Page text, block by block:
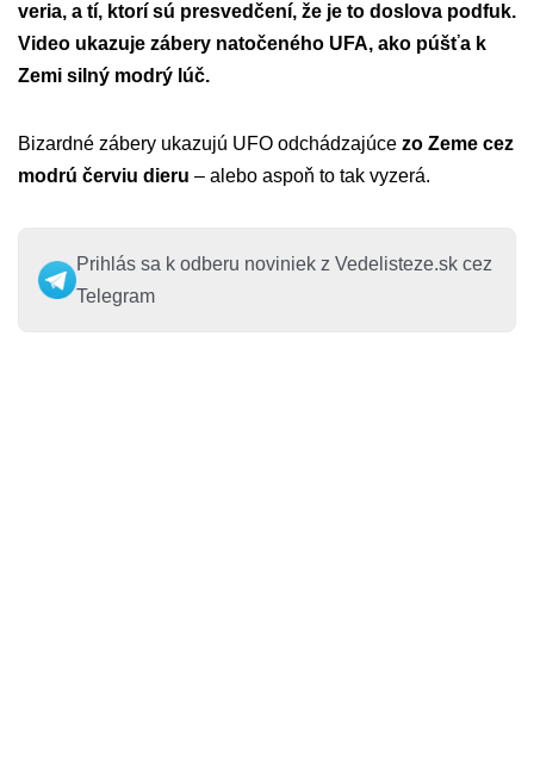
veria, a tí, ktorí sú presvedčení, že je to doslova podfuk.
Video ukazuje zábery natočeného UFA, ako púšťa k
Zemi silný modrý lúč.
Bizardné zábery ukazujú UFO odchádzajúce zo Zeme cez
modrú červiu dieru – alebo aspoň to tak vyzerá.
Prihlás sa k odberu noviniek z Vedelisteze.sk cez
Telegram